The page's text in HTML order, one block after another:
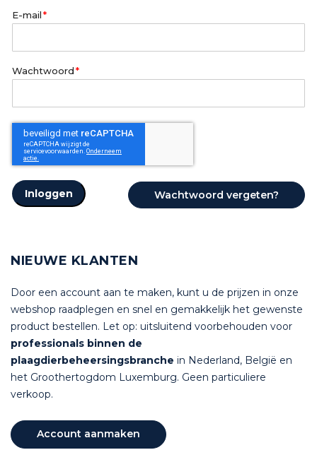
E-mail
Wachtwoord
Inloggen Wachtwoord vergeten?
NIEUWE KLANTEN
Door een account aan te maken, kunt u de prijzen in onze
webshop raadplegen en snel en gemakkelijk het gewenste
product bestellen. Let op: uitsluitend voorbehouden voor
professionals binnen de
plaagdierbeheersingsbranche in Nederland, België en
het Groothertogdom Luxemburg. Geen particuliere
verkoop.
Account aanmaken